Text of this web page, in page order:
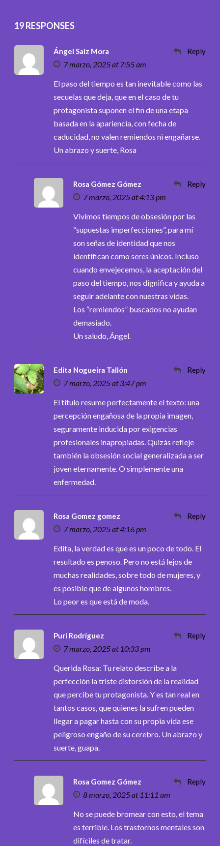
19 RESPONSES
Ángel Saiz Mora
7 marzo, 2025 at 7:55 am
Reply
El paso del tiempo es tan inevitable como las
secuelas que deja, que en el caso de tu
protagonista suponen el fin de una etapa
basada en la apariencia, con fecha de
caducidad, no valen remiendos ni engañarse.
Un abrazo y suerte, Rosa
Rosa Gómez Gómez
7 marzo, 2025 at 4:13 pm
Reply
Vivimos tiempos de obsesión por las
“supuestas imperfecciones”, para mí
son señas de identidad que nos
identifican como seres únicos. Incluso
cuando envejecemos, la aceptación del
paso del tiempo, nos dignifica y ayuda a
seguir adelante con nuestras vidas.
Los “remiendos” buscados no ayudan
demasiado.
Un saludo, Ángel.
Edita Nogueira Tallón
7 marzo, 2025 at 3:47 pm
Reply
El título resume perfectamente el texto: una
percepción engañosa de la propia imagen,
seguramente inducida por exigencias
profesionales inapropiadas. Quizás refleje
también la obsesión social generalizada a ser
joven eternamente. O simplemente una
enfermedad.
Rosa Gomez gomez
7 marzo, 2025 at 4:16 pm
Reply
Edita, la verdad es que es un poco de todo. El
resultado es penoso. Pero no está lejos de
muchas realidades, sobre todo de mujeres, y
es posible que de algunos hombres.
Lo peor es que está de moda.
Puri Rodríguez
7 marzo, 2025 at 10:33 pm
Reply
Querida Rosa: Tu relato describe a la
perfección la triste distorsión de la realidad
que percibe tu protagonista. Y es tan real en
tantos casos, que quienes la sufren pueden
llegar a pagar hasta con su propia vida ese
peligroso engaño de su cerebro. Un abrazo y
suerte, guapa.
Rosa Gomez Gómez
8 marzo, 2025 at 11:11 am
Reply
No se puede bromear con esto, el tema
es terrible. Los trastornos mentales son
difíciles de tratar.